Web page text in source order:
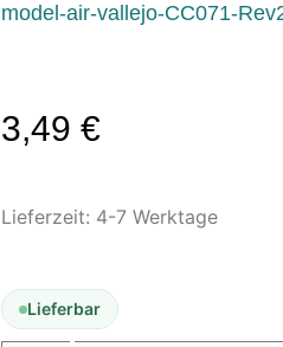
model-air-vallejo-CC071-
3,49 €
Lieferzeit: 4-7 Werktage
Lieferbar